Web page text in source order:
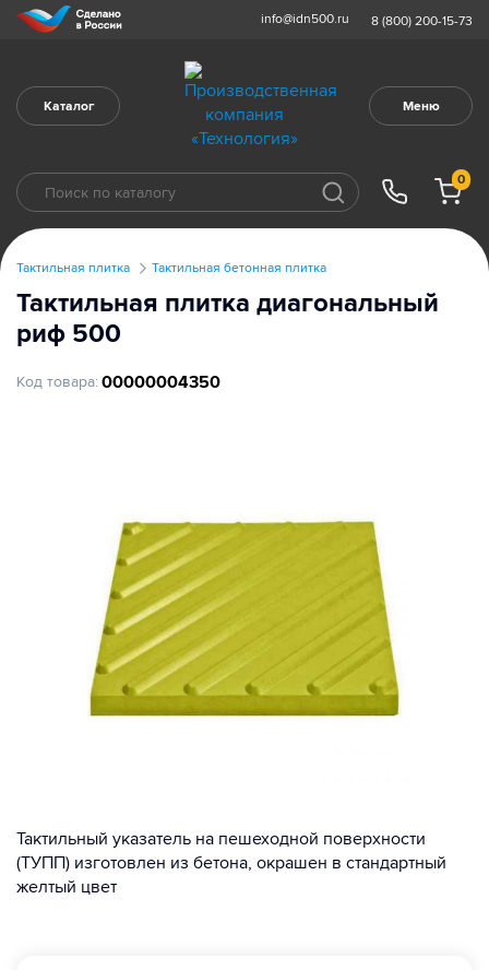
info@idn500.ru 8 (800) 200-15-73
Каталог Меню
0
Тактильная плитка Тактильная бетонная плитка
Тактильная плитка диагональный
риф 500
Код товара: 00000004350
Тактильный указатель на пешеходной поверхности
(ТУПП) изготовлен из бетона, окрашен в стандартный
желтый цвет